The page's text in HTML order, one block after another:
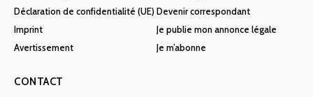
Déclaration de confidentialité (UE)
Imprint
Avertissement
Devenir correspondant
Je publie mon annonce légale
Je m’abonne
CONTACT